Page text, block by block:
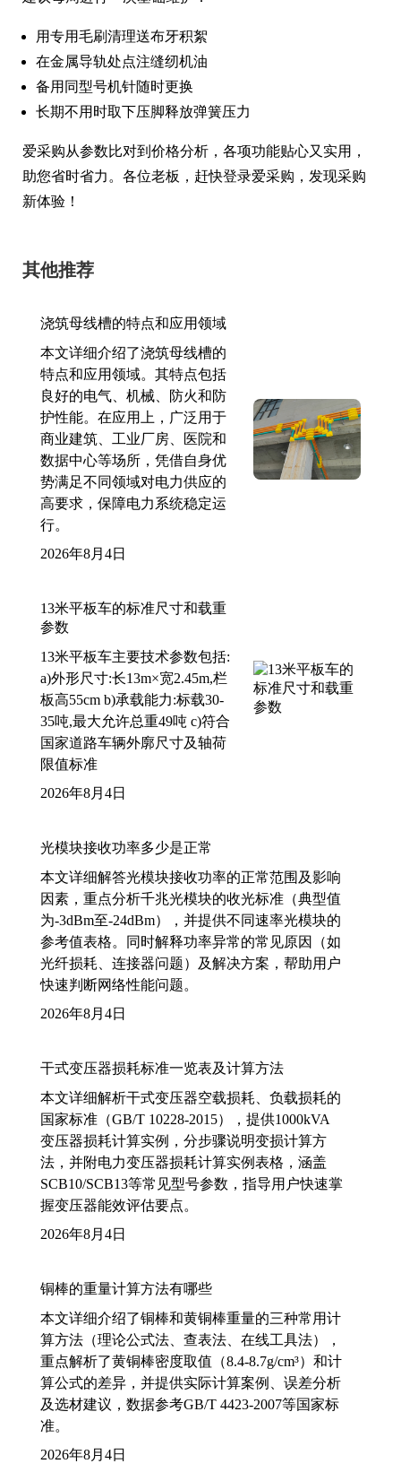
用专用毛刷清理送布牙积絮
在金属导轨处点注缝纫机油
备用同型号机针随时更换
长期不用时取下压脚释放弹簧压力
爱采购从参数比对到价格分析，各项功能贴心又实用，
助您省时省力。各位老板，赶快登录爱采购，发现采购
新体验！
其他推荐
浇筑母线槽的特点和应用领域
本文详细介绍了浇筑母线槽的
特点和应用领域。其特点包括
良好的电气、机械、防火和防
护性能。在应用上，广泛用于
商业建筑、工业厂房、医院和
数据中心等场所，凭借自身优
势满足不同领域对电力供应的
高要求，保障电力系统稳定运
行。
2026年8月4日
13米平板车的标准尺寸和载重
参数
13米平板车主要技术参数包括:
a)外形尺寸:长13m×宽2.45m,栏
板高55cm b)承载能力:标载30-
35吨,最大允许总重49吨 c)符合
国家道路车辆外廓尺寸及轴荷
限值标准
2026年8月4日
光模块接收功率多少是正常
本文详细解答光模块接收功率的正常范围及影响
因素，重点分析千兆光模块的收光标准（典型值
为-3dBm至-24dBm），并提供不同速率光模块的
参考值表格。同时解释功率异常的常见原因（如
光纤损耗、连接器问题）及解决方案，帮助用户
快速判断网络性能问题。
2026年8月4日
干式变压器损耗标准一览表及计算方法
本文详细解析干式变压器空载损耗、负载损耗的
国家标准（GB/T 10228-2015），提供1000kVA
变压器损耗计算实例，分步骤说明变损计算方
法，并附电力变压器损耗计算实例表格，涵盖
SCB10/SCB13等常见型号参数，指导用户快速掌
握变压器能效评估要点。
2026年8月4日
铜棒的重量计算方法有哪些
本文详细介绍了铜棒和黄铜棒重量的三种常用计
算方法（理论公式法、查表法、在线工具法），
重点解析了黄铜棒密度取值（8.4-8.7g/cm³）和计
算公式的差异，并提供实际计算案例、误差分析
及选材建议，数据参考GB/T 4423-2007等国家标
准。
2026年8月4日